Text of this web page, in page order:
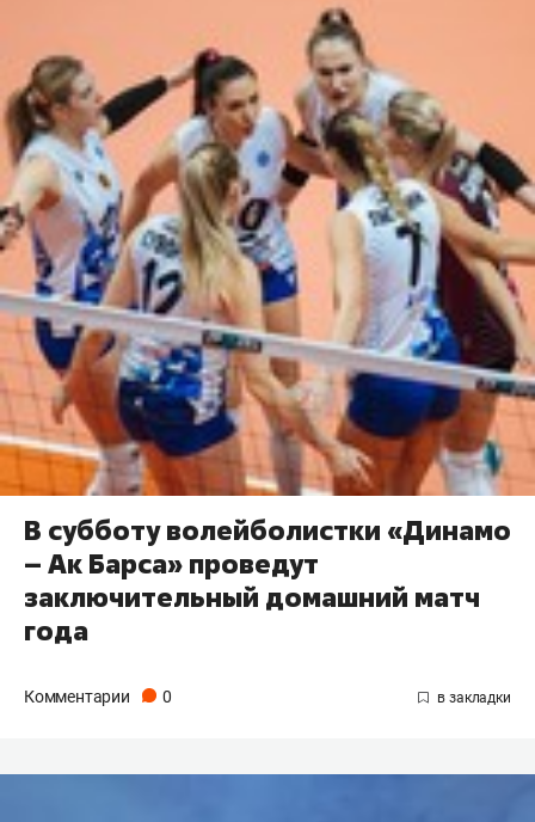
В субботу волейболистки «Динамо
– Ак Барса» проведут
заключительный домашний матч
года
Комментарии 0